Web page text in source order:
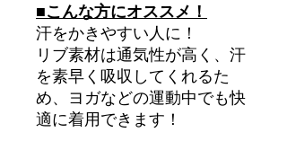
■こんな方にオススメ！
汗をかきやすい人に！
リブ素材は通気性が高く、汗
を素早く吸収してくれるた
め、ヨガなどの運動中でも快
適に着用できます！